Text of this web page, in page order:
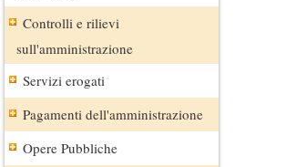
Controlli e rilievi
sull'amministrazione
Servizi erogati
Pagamenti dell'amministrazione
Opere Pubbliche